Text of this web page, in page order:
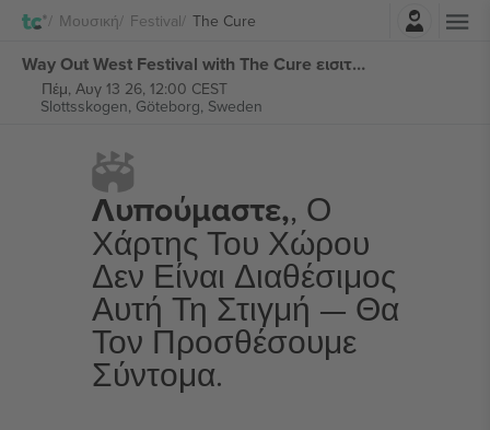
Μουσική Festival The Cure
Way Out West Festival with The Cure εισιτήρια
Πέμ, Αυγ 13 26, 12:00 CEST
Slottsskogen, Göteborg, Sweden
Λυπούμαστε,, Ο
Χάρτης Του Χώρου
Δεν Είναι Διαθέσιμος
Αυτή Τη Στιγμή — Θα
Τον Προσθέσουμε
Σύντομα.